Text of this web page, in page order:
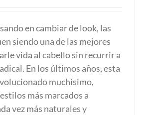
en cambiar de look, las
siendo una de las mejores
vida al cabello sin recurrir a
En los últimos años, esta
muchísimo,
más marcados a
vez más naturales y